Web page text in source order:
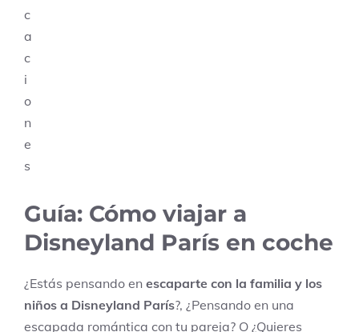
Guía: Cómo viajar a
Disneyland París en coche
¿Estás pensando en escaparte con la familia y los
niños a Disneyland París?, ¿Pensando en una
escapada romántica con tu pareja? O ¿Quieres